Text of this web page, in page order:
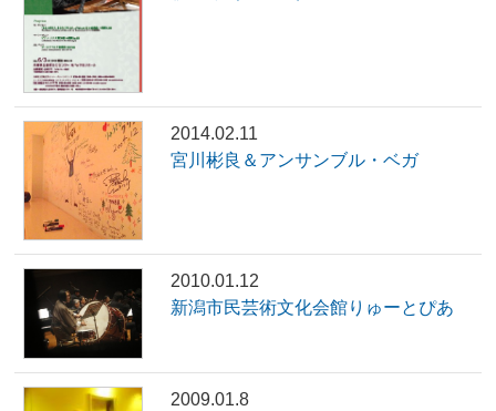
2014.02.11
宮川彬良＆アンサンブル・ベガ
2010.01.12
新潟市民芸術文化会館りゅーとぴあ
2009.01.8